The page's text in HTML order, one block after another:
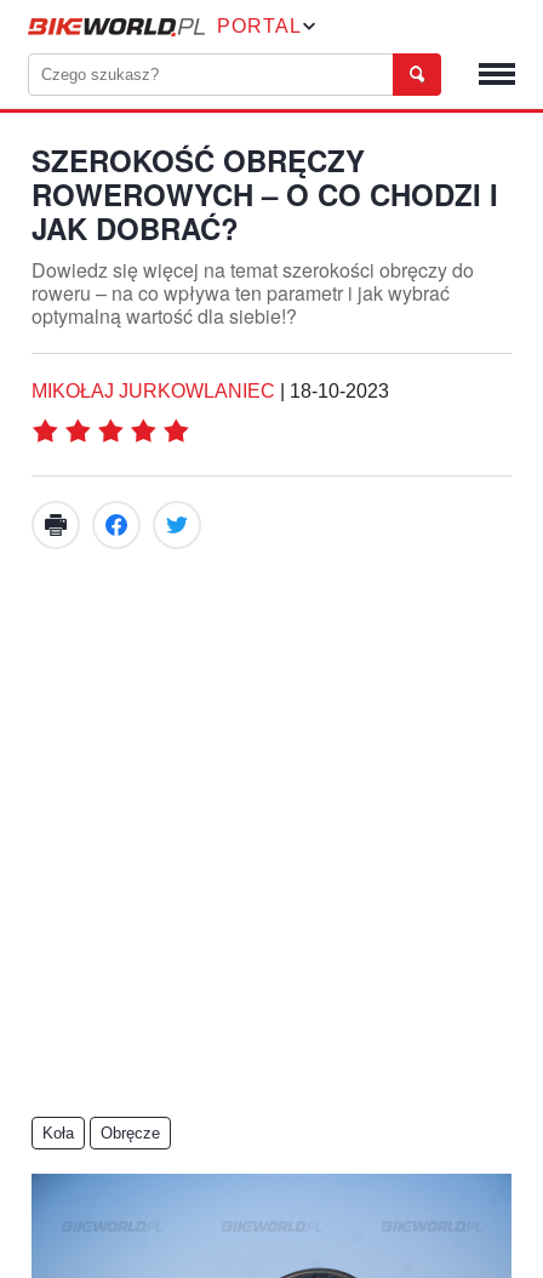
PORTAL
SZEROKOŚĆ OBRĘCZY
ROWEROWYCH – O CO CHODZI I
JAK DOBRAĆ?
Dowiedz się więcej na temat szerokości obręczy do
roweru – na co wpływa ten parametr i jak wybrać
optymalną wartość dla siebie!?
MIKOŁAJ JURKOWLANIEC | 18-10-2023
Koła Obręcze